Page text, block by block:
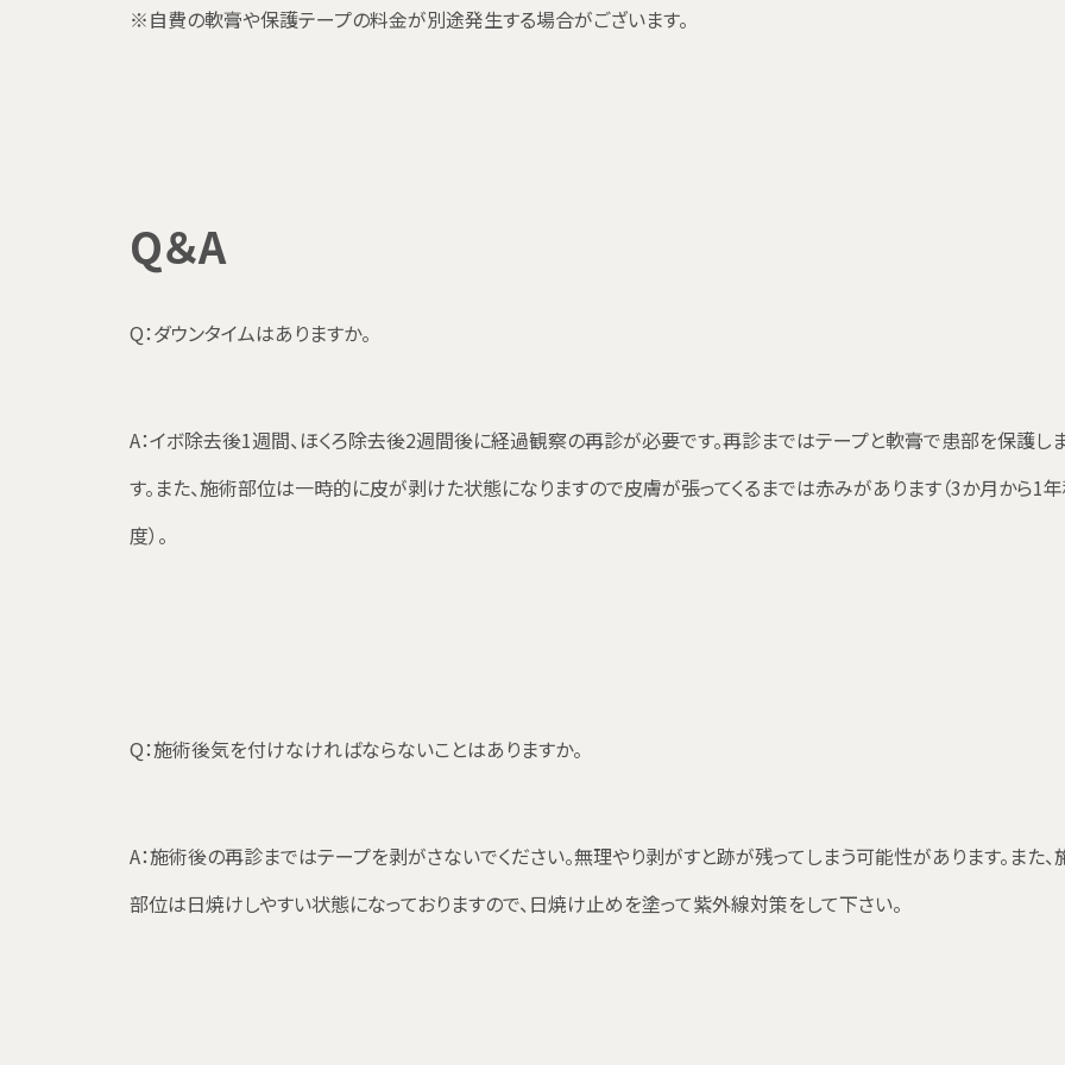
※自費の軟膏や保護テープの料金が別途発生する場合がございます。
Q＆A
Q：ダウンタイムはありますか。
A：イボ除去後1週間、ほくろ除去後2週間後に経過観察の再診が必要です。再診まではテープと軟膏で患部を保護し
す。また、施術部位は一時的に皮が剥けた状態になりますので皮膚が張ってくるまでは赤みがあります（3か月から1
度）。
Q：施術後気を付けなければならないことはありますか。
A：施術後の再診まではテープを剥がさないでください。無理やり剥がすと跡が残ってしまう可能性があります。また、
部位は日焼けしやすい状態になっておりますので、日焼け止めを塗って紫外線対策をして下さい。